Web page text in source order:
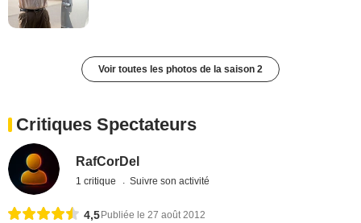
Voir toutes les photos de la saison 2
Critiques Spectateurs
RafCorDel
1 critique Suivre son activité
4,5 Publiée le 27 août 2012